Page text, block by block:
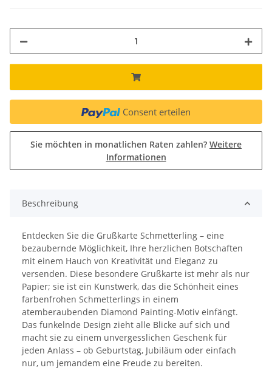
Consent erteilen
Sie möchten in monatlichen Raten zahlen? Weitere
Informationen
Beschreibung
Entdecken Sie die Grußkarte Schmetterling – eine
bezaubernde Möglichkeit, Ihre herzlichen Botschaften
mit einem Hauch von Kreativität und Eleganz zu
versenden. Diese besondere Grußkarte ist mehr als nur
Papier; sie ist ein Kunstwerk, das die Schönheit eines
farbenfrohen Schmetterlings in einem
atemberaubenden Diamond Painting-Motiv einfängt.
Das funkelnde Design zieht alle Blicke auf sich und
macht sie zu einem unvergesslichen Geschenk für
jeden Anlass – ob Geburtstag, Jubiläum oder einfach
nur, um jemandem eine Freude zu bereiten.